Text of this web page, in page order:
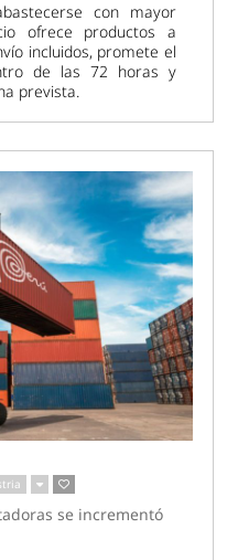
con mayor
ofrece productos a
incluidos, promete el
de las 72 horas y
prevista.
se incrementó